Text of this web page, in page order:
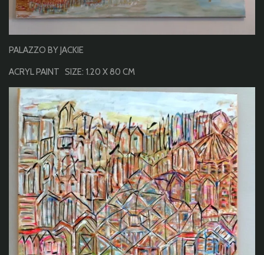
PALAZZO BY JACKIE
ACRYL PAINT SIZE: 1.20 X 80 CM